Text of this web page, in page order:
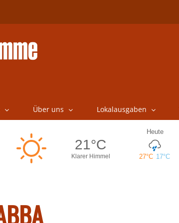
Über uns Lokalausgaben